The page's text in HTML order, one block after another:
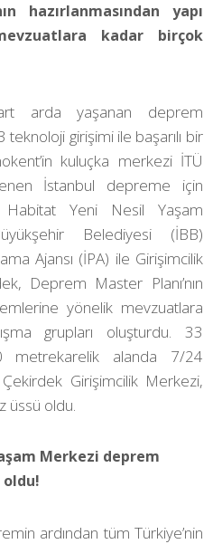
hazırlanmasından yapı
kadar birçok
arda yaşanan deprem
girişimi ile başarılı bir
kuluçka merkezi İTÜ
İstanbul depreme için
Habitat Yeni Nesil Yaşam
Belediyesi (İBB)
Ajansı (İPA) ile Girişimcilik
Deprem Master Planı’nın
yönelik mevzuatlara
grupları oluşturdu. 33
metrekarelik alanda 7/24
Girişimcilik Merkezi,
üssü oldu.
Merkezi deprem
ardından tüm Türkiye’nin